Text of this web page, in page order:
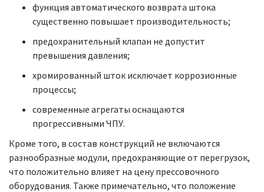
функция автоматического возврата штока
существенно повышает производительность;
предохранительный клапан не допустит
превышения давления;
хромированный шток исключает коррозионные
процессы;
современные агрегаты оснащаются
прогрессивными ЧПУ.
Кроме того, в состав конструкций не включаются
разнообразные модули, предохраняющие от перегрузок,
что положительно влияет на цену прессовочного
оборудования. Также примечательно, что положение